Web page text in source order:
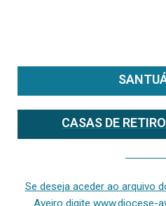
CASAS DE
Se deseja aceder ao arquivo
Aveiro digite www.diocese-